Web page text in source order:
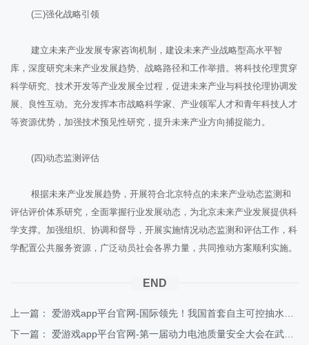
(三)强化战略引领
建立未来产业发展专家咨询机制，建设未来产业战略型高水平智
库，深度研究未来产业发展趋势、战略路径和工作举措。将科技伦理贯穿
科学研究、技术开发等产业发展全过程，促进未来产业与科技伦理协调发
展、良性互动。充分发挥本市战略科学家、产业领军人才和青年科技人才
等资源优势，加强技术预见性研究，提升未来产业方向捕捉能力。
(四)动态监测评估
根据未来产业发展趋势，开展符合北京特点的未来产业动态监测和
评估评价体系研究，全面掌握行业发展动态，为北京未来产业发展提供科
学支撑。加强组织、协调和督导，开展实施情况动态监测和评估工作，科
学配置公共服务资源，广泛动员社会各界力量，共同推动方案顺利实施。
END
上一篇：
下一篇：